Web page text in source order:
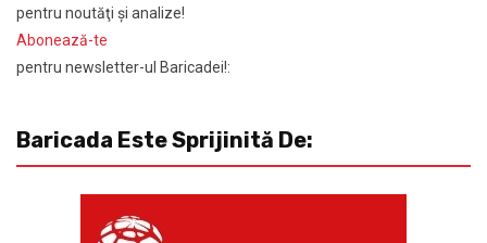
pentru noutăţi şi analize!
Abonează-te
pentru newsletter-ul Baricadei!:
Baricada Este Sprijinită De: